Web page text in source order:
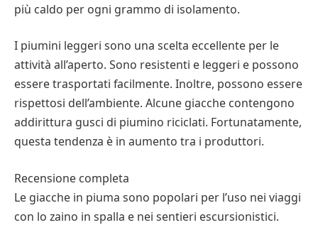
più caldo per ogni grammo di isolamento.
I piumini leggeri sono una scelta eccellente per le
attività all’aperto. Sono resistenti e leggeri e possono
essere trasportati facilmente. Inoltre, possono essere
rispettosi dell’ambiente. Alcune giacche contengono
addirittura gusci di piumino riciclati. Fortunatamente,
questa tendenza è in aumento tra i produttori.
Recensione completa
Le giacche in piuma sono popolari per l’uso nei viaggi
con lo zaino in spalla e nei sentieri escursionistici.